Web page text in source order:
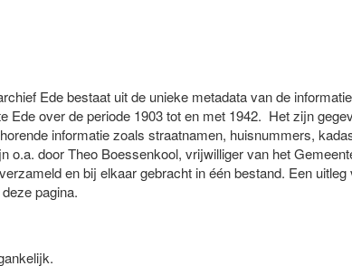
Ede bestaat uit de unieke metadata van de
Ede over de periode 1903 tot en met 1942. Het zijn
informatie zoals straatnamen, huisnummers,
o.a. door Theo Boessenkool, vrijwilliger van het
en bij elkaar gebracht in één bestand. Een uitleg
pagina.